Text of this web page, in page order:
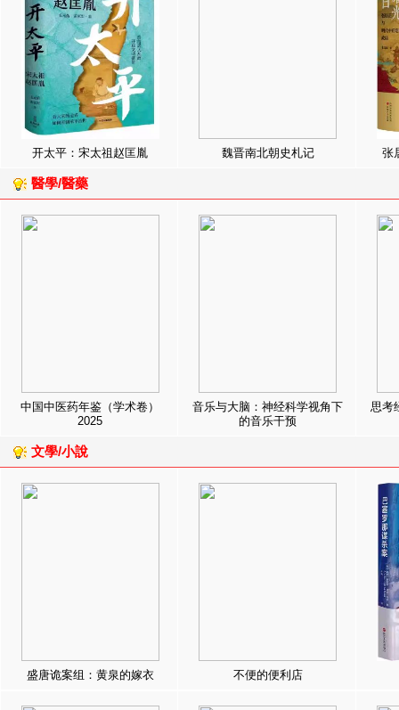
开太平：宋太祖赵匡胤 魏晋南北朝史札记 张
醫學/醫藥
中国中医药年鉴（学术卷）
2025
音乐与大脑：神经科学视角下
的音乐干预
思考
文學/小說
盛唐诡案组：黄泉的嫁衣 不便的便利店